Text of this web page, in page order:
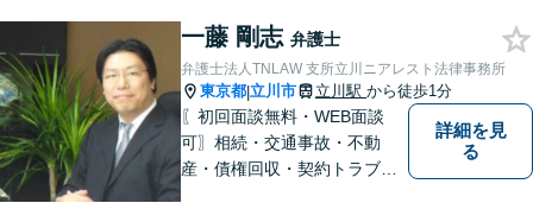
一藤 剛志 弁護士
弁護士法人TNLAW 支所立川ニアレスト法律事務所
東京都|立川市 立川駅 から徒歩1分
〖初回面談無料・WEB面談
可〗相続・交通事故・不動
産・債権回収・契約トラブル
詳細を見
る